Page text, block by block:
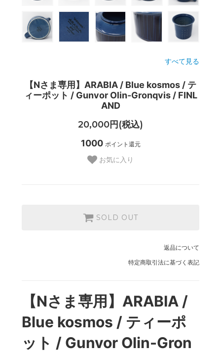
すべて見る
【Nさま専用】ARABIA / Blue kosmos / テ
ィーポット / Gunvor Olin-Gronqvis / FINL
AND
20,000円(税込)
1000 ポイント還元
お気に入り
SOLD OUT
返品について
特定商取引法に基づく表記
【Nさま専用】ARABIA /
Blue kosmos / ティーポ
ット / Gunvor Olin-Gron